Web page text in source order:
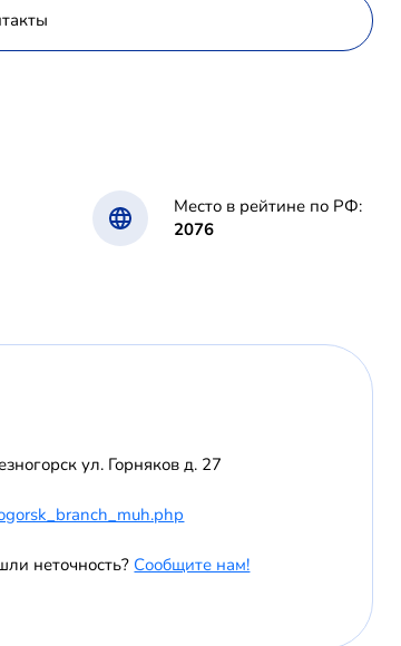
Место в рейтине по РФ:
2076
ул. Горняков д. 27
неточность? Сообщите нам!